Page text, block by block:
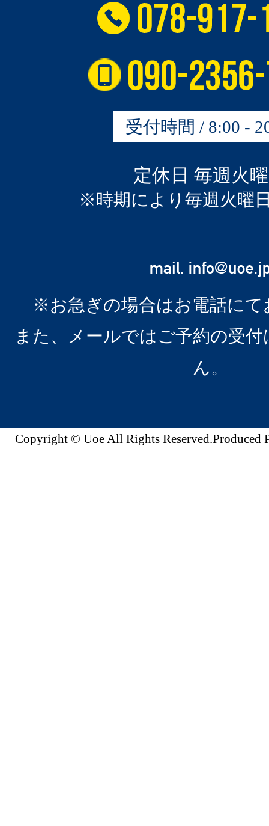
受付時間 / 8:00 -
定休日 毎週火
※時期により毎週火曜
※お急ぎの場合はお電話にて
また、メールではご予約の受
ん。
Copyright © Uoe All Rights Reserved.Produced